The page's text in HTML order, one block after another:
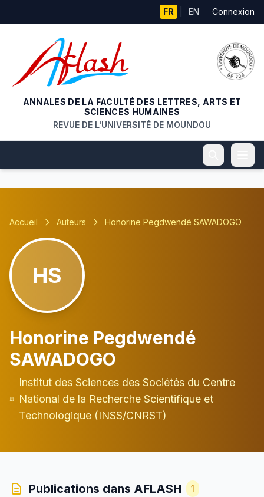
FR EN Connexion
ANNALES DE LA FACULTÉ DES LETTRES, ARTS ET
SCIENCES HUMAINES
REVUE DE L'UNIVERSITÉ DE MOUNDOU
Accueil Auteurs Honorine Pegdwendé SAWADOGO
HS
Honorine Pegdwendé
SAWADOGO
Institut des Sciences des Sociétés du Centre
National de la Recherche Scientifique et
Technologique (INSS/CNRST)
Publications dans AFLASH 1